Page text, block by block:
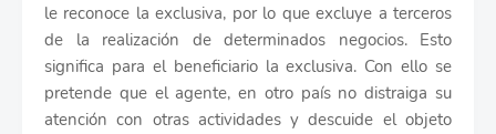
le reconoce la exclusiva, por lo que excluye a terceros
de la realización de determinados negocios. Esto
significa para el beneficiario la exclusiva. Con ello se
pretende que el agente, en otro país no distraiga su
atención con otras actividades y descuide el objeto